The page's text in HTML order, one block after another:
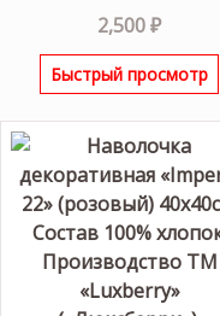
2,500₽
Быстрый просмотр